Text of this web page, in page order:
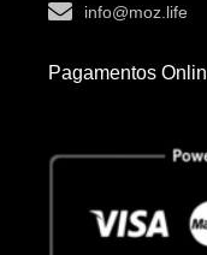
info@moz.life
Pagamentos